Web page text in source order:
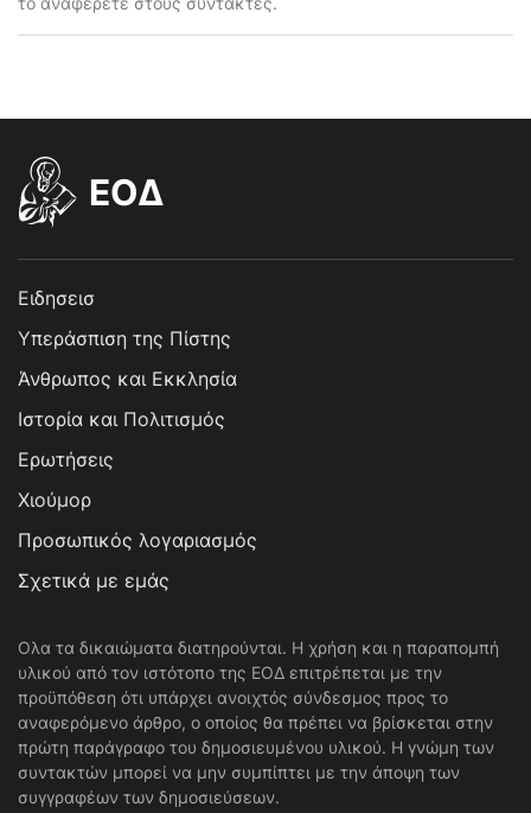
EOΔ
Ειδησεισ
Υπεράσπιση της Πίστης
Άνθρωπος και Εκκλησία
Ιστορία και Πολιτισμός
Ερωτήσεις
Χιούμορ
Προσωπικός λογαριασμός
Σχετικά με εμάς
Ολα τα δικαιώματα διατηρούνται. Η χρήση και η παραπομπή
υλικού από τον ιστότοπο της ΕΟΔ επιτρέπεται με την
προϋπόθεση ότι υπάρχει ανοιχτός σύνδεσμος προς το
αναφερόμενο άρθρο, ο οποίος θα πρέπει να βρίσκεται στην
πρώτη παράγραφο του δημοσιευμένου υλικού. Η γνώμη των
συντακτών μπορεί να μην συμπίπτει με την άποψη των
συγγραφέων των δημοσιεύσεων.